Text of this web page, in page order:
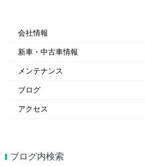
会社情報
新車・中古車情報
メンテナンス
ブログ
アクセス
ブログ内検索